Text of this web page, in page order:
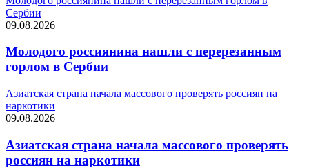
Сербии
09.08.2026
Молодого россиянина нашли с перерезанным
горлом в Сербии
Азиатская страна начала массового проверять россиян на
наркотики
09.08.2026
Азиатская страна начала массового проверять
россиян на наркотики